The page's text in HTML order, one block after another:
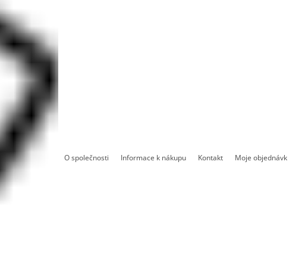
O společnosti Informace k nákupu Kontakt Moje objednávka